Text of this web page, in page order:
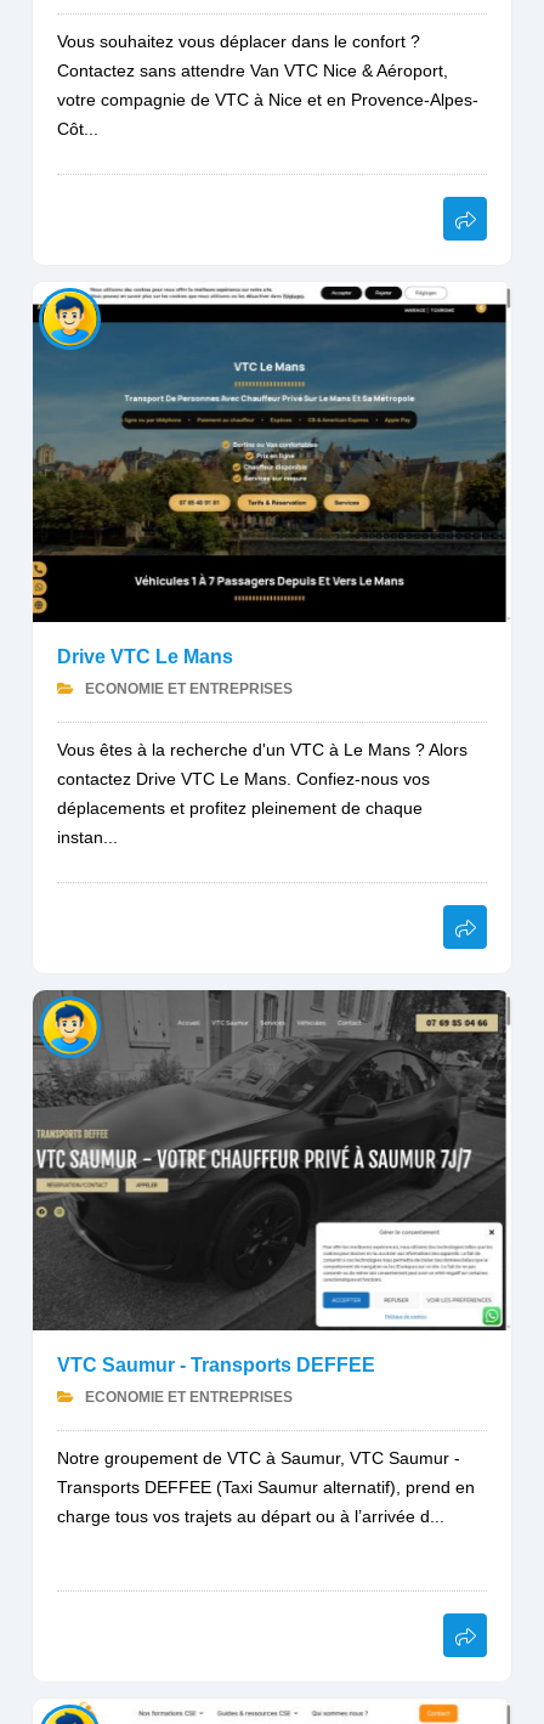
Vous souhaitez vous déplacer dans le confort ?
Contactez sans attendre Van VTC Nice & Aéroport,
votre compagnie de VTC à Nice et en Provence-Alpes-
Côt...
Drive VTC Le Mans
ECONOMIE ET ENTREPRISES
Vous êtes à la recherche d'un VTC à Le Mans ? Alors
contactez Drive VTC Le Mans. Confiez-nous vos
déplacements et profitez pleinement de chaque
instan...
VTC Saumur - Transports DEFFEE
ECONOMIE ET ENTREPRISES
Notre groupement de VTC à Saumur, VTC Saumur -
Transports DEFFEE (Taxi Saumur alternatif), prend en
charge tous vos trajets au départ ou à l’arrivée d...